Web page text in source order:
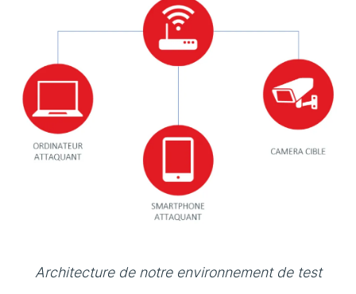
Architecture de notre environnement de test